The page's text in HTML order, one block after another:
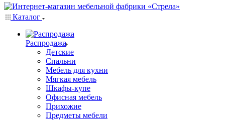
Каталог
Распродажа
Детские
Спальни
Мебель для кухни
Мягкая мебель
Шкафы-купе
Офисная мебель
Прихожие
Предметы мебели